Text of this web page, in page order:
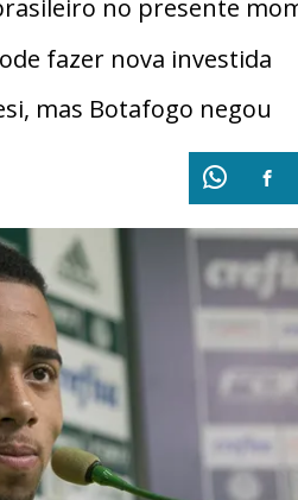
no presente
fazer nova investida
mas Botafogo negou